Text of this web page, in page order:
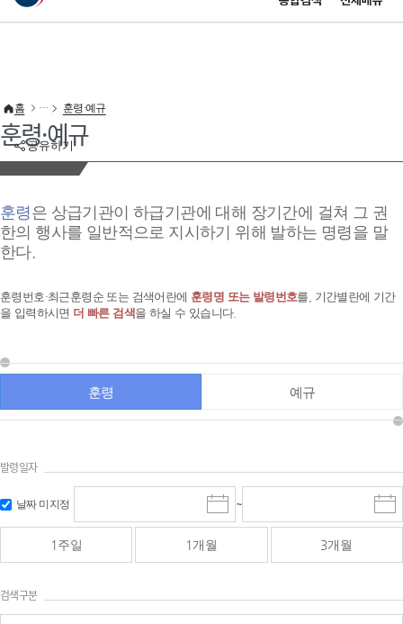
이 누리집은 대한민국 공식 전자정부 누리집입니다.
공유하기
홈 훈령·예규
훈령·예규
훈령은 상급기관이 하급기관에 대해 장기간에 걸쳐 그 권
한의 행사를 일반적으로 지시하기 위해 발하는 명령을 말
한다.
훈령번호·최근훈령순 또는 검색어란에 훈령명 또는 발령번호를, 기간별란에 기간
을 입력하시면 더 빠른 검색 을 하실 수 있습니다.
훈령 예규
발령일자
날짜 미지정
시
작
일
선
~
마
감
선
1주일 1개월 3개월
검색구분